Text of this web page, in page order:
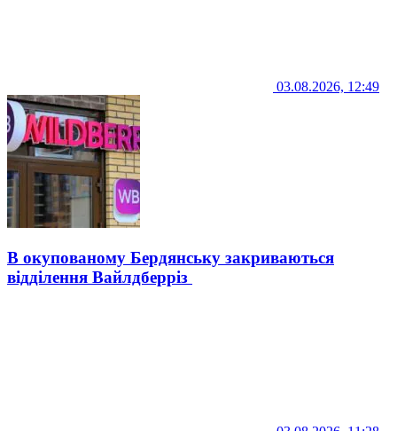
03.08.2026, 12:49
В окупованому Бердянську закриваються
відділення Вайлдберріз